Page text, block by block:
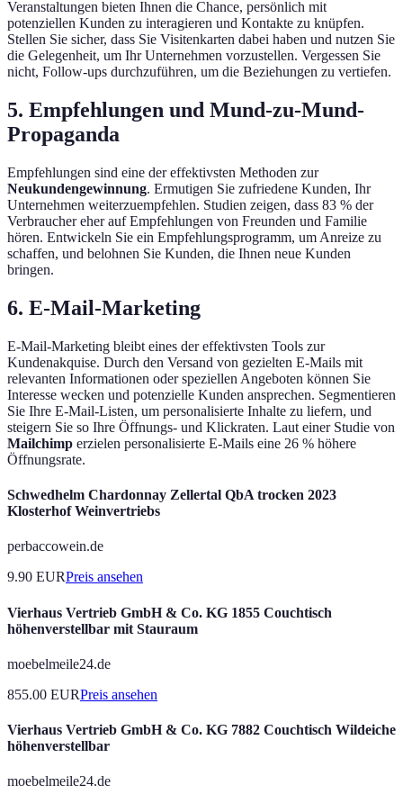
Veranstaltungen bieten Ihnen die Chance, persönlich mit
potenziellen Kunden zu interagieren und Kontakte zu knüpfen.
Stellen Sie sicher, dass Sie Visitenkarten dabei haben und nutzen Sie
die Gelegenheit, um Ihr Unternehmen vorzustellen. Vergessen Sie
nicht, Follow-ups durchzuführen, um die Beziehungen zu vertiefen.
5. Empfehlungen und Mund-zu-Mund-
Propaganda
Empfehlungen sind eine der effektivsten Methoden zur
Neukundengewinnung. Ermutigen Sie zufriedene Kunden, Ihr
Unternehmen weiterzuempfehlen. Studien zeigen, dass 83 % der
Verbraucher eher auf Empfehlungen von Freunden und Familie
hören. Entwickeln Sie ein Empfehlungsprogramm, um Anreize zu
schaffen, und belohnen Sie Kunden, die Ihnen neue Kunden
bringen.
6. E-Mail-Marketing
E-Mail-Marketing bleibt eines der effektivsten Tools zur
Kundenakquise. Durch den Versand von gezielten E-Mails mit
relevanten Informationen oder speziellen Angeboten können Sie
Interesse wecken und potenzielle Kunden ansprechen. Segmentieren
Sie Ihre E-Mail-Listen, um personalisierte Inhalte zu liefern, und
steigern Sie so Ihre Öffnungs- und Klickraten. Laut einer Studie von
Mailchimp erzielen personalisierte E-Mails eine 26 % höhere
Öffnungsrate.
Schwedhelm Chardonnay Zellertal QbA trocken 2023
Klosterhof Weinvertriebs
perbaccowein.de
9.90 EURPreis ansehen
Vierhaus Vertrieb GmbH & Co. KG 1855 Couchtisch
höhenverstellbar mit Stauraum
moebelmeile24.de
855.00 EURPreis ansehen
Vierhaus Vertrieb GmbH & Co. KG 7882 Couchtisch Wildeiche
höhenverstellbar
moebelmeile24.de